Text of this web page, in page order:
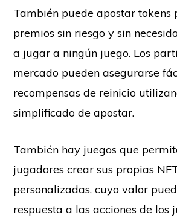
También puede apostar tokens
premios sin riesgo y sin
a jugar a ningún juego. Los
mercado pueden asegurarse
recompensas de reinicio
simplificado de apostar.
También hay juegos que
jugadores crear sus propias
personalizadas, cuyo valor
respuesta a las acciones de los